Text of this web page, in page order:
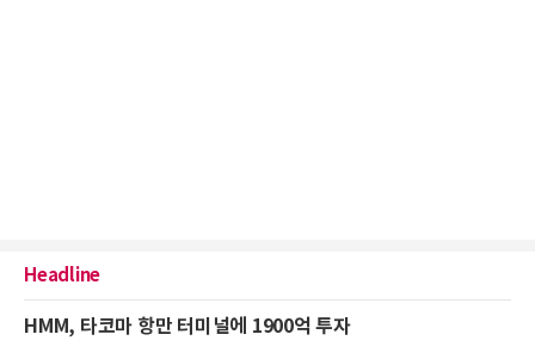
Headline
HMM, 타코마 항만 터미널에 1900억 투자